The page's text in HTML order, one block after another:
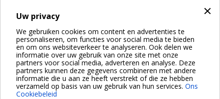
×
Uw privacy
We gebruiken cookies om content en advertenties te
personaliseren, om functies voor social media te bieden
en om ons websiteverkeer te analyseren. Ook delen we
informatie over uw gebruik van onze site met onze
partners voor social media, adverteren en analyse. Deze
partners kunnen deze gegevens combineren met andere
informatie die u aan ze heeft verstrekt of die ze hebben
verzameld op basis van uw gebruik van hun services. Ons
Cookiebeleid
Active Driver Plus are inverters used for the control of hydraulic
pumps. Their obvious fields of application are...